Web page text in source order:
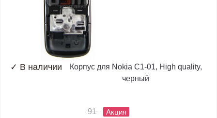
✓ В наличии
Корпус для Nokia C1-01, High quality,
черный
91 Акция